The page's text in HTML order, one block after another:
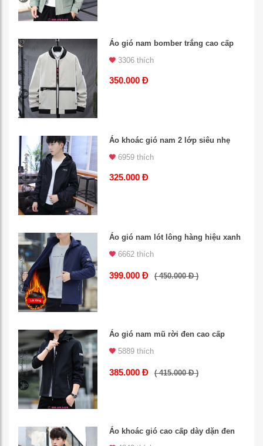
Áo gió nam bomber trắng cao cấp
3306 thích
350.000 Đ
Áo khoác gió nam 2 lớp siêu nhẹ
6959 thích
325.000 Đ
Áo gió nam lót lông hàng hiệu xanh
6662 thích
399.000 Đ ( 450.000 Đ )
Áo gió nam mũ rời đen cao cấp
5889 thích
385.000 Đ ( 415.000 Đ )
Áo khoác gió cao cấp dày dặn đen